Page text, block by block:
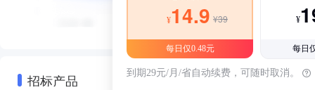
招标产品
¥14.9 ¥39
每日仅0.48元
¥
每日
到期29元/月/省自动续费，可随时取消。